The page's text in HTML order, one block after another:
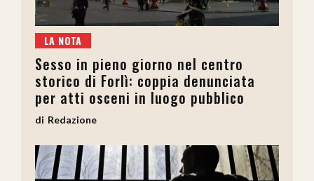
LA NOTA
Sesso in pieno giorno nel centro
storico di Forlì: coppia denunciata
per atti osceni in luogo pubblico
Redazione